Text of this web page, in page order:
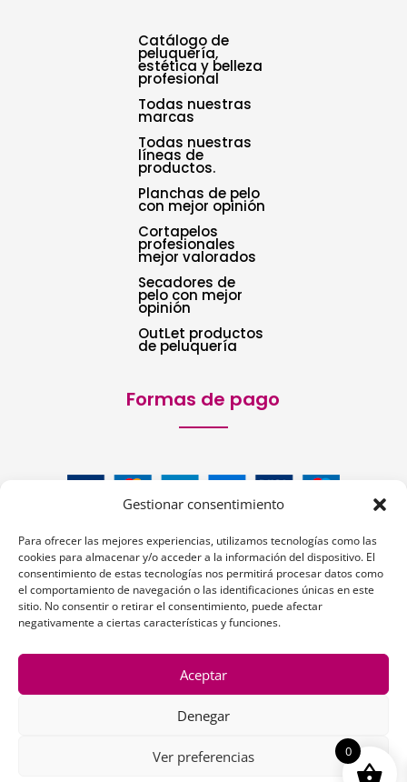
Gestionar consentimiento
Para ofrecer las mejores experiencias, utilizamos tecnologías como las
cookies para almacenar y/o acceder a la información del dispositivo. El
consentimiento de estas tecnologías nos permitirá procesar datos como
el comportamiento de navegación o las identificaciones únicas en este
sitio. No consentir o retirar el consentimiento, puede afectar
negativamente a ciertas características y funciones.
Aceptar
Denegar
Ver preferencias
Catálogo de
peluquería,
estética y belleza
profesional
Todas nuestras
marcas
Todas nuestras
líneas de
productos.
Planchas de pelo
con mejor opinión
Cortapelos
profesionales
mejor valorados
Secadores de
pelo con mejor
opinión
OutLet productos
de peluquería
Formas de pago
Siguenos:
0